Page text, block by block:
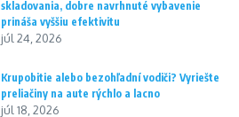
skladovania, dobre navrhnuté vybavenie
prináša vyššiu efektivitu
júl 24, 2026
Krupobitie alebo bezohľadní vodiči? Vyriešte
preliačiny na aute rýchlo a lacno
júl 18, 2026